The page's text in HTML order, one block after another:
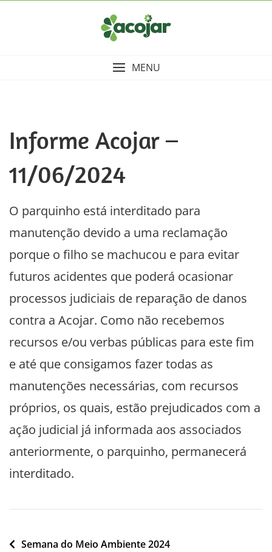
MENU
Informe Acojar –
11/06/2024
O parquinho está interditado para
manutenção devido a uma reclamação
porque o filho se machucou e para evitar
futuros acidentes que poderá ocasionar
processos judiciais de reparação de danos
contra a Acojar. Como não recebemos
recursos e/ou verbas públicas para este fim
e até que consigamos fazer todas as
manutenções necessárias, com recursos
próprios, os quais, estão prejudicados com a
ação judicial já informada aos associados
anteriormente, o parquinho, permanecerá
interditado.
Navegação
Semana do Meio Ambiente 2024